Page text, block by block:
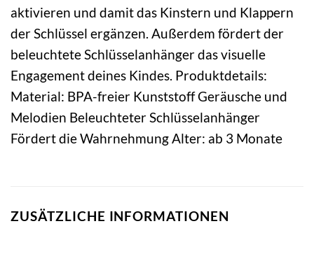
aktivieren und damit das Kinstern und Klappern
der Schlüssel ergänzen. Außerdem fördert der
beleuchtete Schlüsselanhänger das visuelle
Engagement deines Kindes. Produktdetails:
Material: BPA-freier Kunststoff Geräusche und
Melodien Beleuchteter Schlüsselanhänger
Fördert die Wahrnehmung Alter: ab 3 Monate
ZUSÄTZLICHE INFORMATIONEN